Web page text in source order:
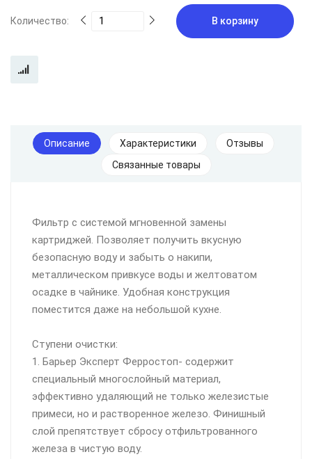
Количество: В корзину
Описание Характеристики
Отзывы
Связанные товары
Фильтр с системой мгновенной замены
картриджей. Позволяет получить вкусную
безопасную воду и забыть о накипи,
металлическом привкусе воды и желтоватом
осадке в чайнике. Удобная конструкция
поместится даже на небольшой кухне.
Ступени очистки:
1. Барьер Эксперт Ферростоп- содержит
специальный многослойный материал,
эффективно удаляющий не только железистые
примеси, но и растворенное железо. Финишный
слой препятствует сбросу отфильтрованного
железа в чистую воду.